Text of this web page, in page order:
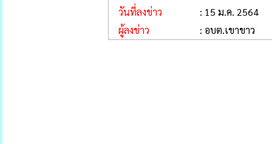
วันที่ลงข่าว
: 15 ม.ค. 2564
ผู้ลงข่าว
: อบต.เขาขาว